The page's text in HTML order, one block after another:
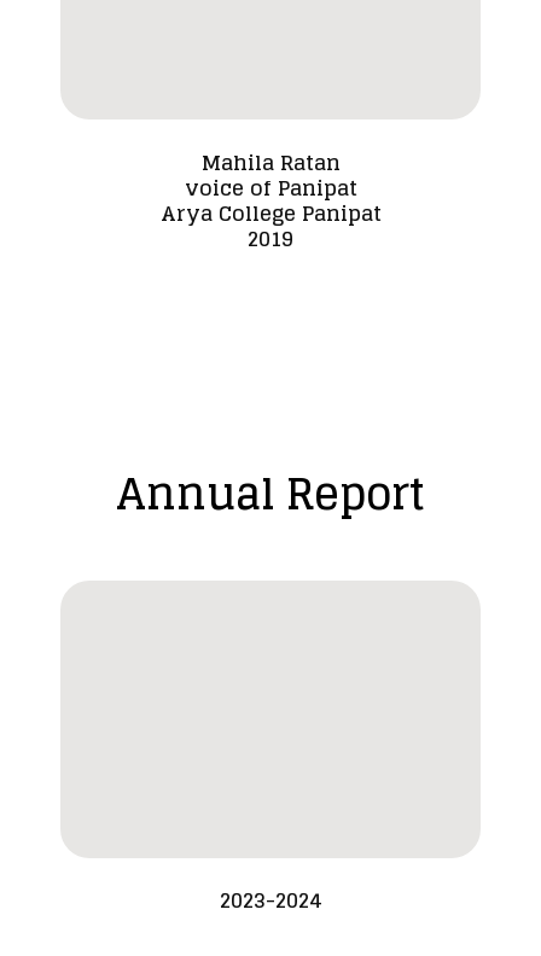
Mahila Ratan
voice of Panipat
Arya College Panipat
2019
Annual Report
2023-2024